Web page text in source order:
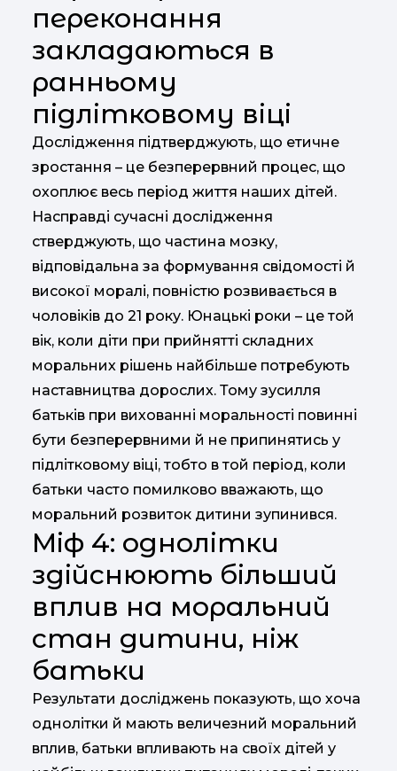
переконання
закладаються в
ранньому
підлітковому віці
Дослідження підтверджують, що етичне
зростання – це безперервний процес, що
охоплює весь період життя наших дітей.
Насправді сучасні дослідження
стверджують, що частина мозку,
відповідальна за формування свідомості й
високої моралі, повністю розвивається в
чоловіків до 21 року. Юнацькі роки – це той
вік, коли діти при прийнятті складних
моральних рішень найбільше потребують
наставництва дорослих. Тому зусилля
батьків при вихованні моральності повинні
бути безперервними й не припинятись у
підлітковому віці, тобто в той період, коли
батьки часто помилково вважають, що
моральний розвиток дитини зупинився.
Міф 4: однолітки
здійснюють більший
вплив на моральний
стан дитини, ніж
батьки
Результати досліджень показують, що хоча
однолітки й мають величезний моральний
вплив, батьки впливають на своїх дітей у